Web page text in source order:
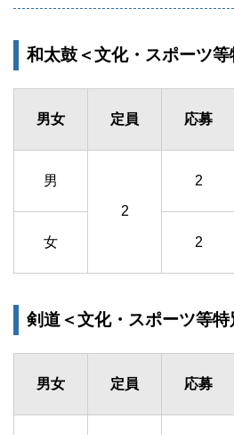
和太鼓＜文化・スポーツ等
男女 定員 応募
男
2
2
女 2
剣道＜文化・スポーツ等特
男女 定員 応募